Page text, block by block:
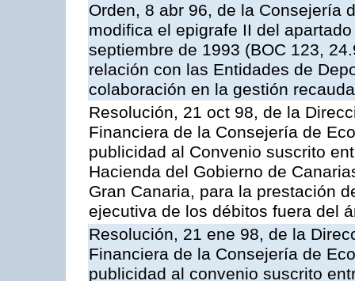
Orden, 8 abr 96, de la Consejería
modifica el epigrafe II del
septiembre de 1993 (BOC 123,
relación con las Entidades de
colaboración en la gestión
Resolución, 21 oct 98, de la
Financiera de la Consejería de
publicidad al Convenio suscrito
Hacienda del Gobierno de
Gran Canaria, para la prestación
ejecutiva de los débitos fuera del
Resolución, 21 ene 98, de la
Financiera de la Consejería de
publicidad al convenio suscrito